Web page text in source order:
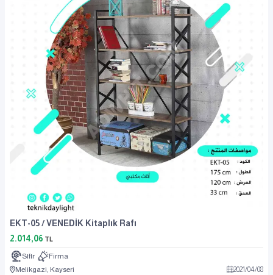
EKT-05 / VENEDİK Kitaplık Rafı
2.014,06 TL
Sıfır
Firma
Melikgazi, Kayseri
2021/04/08